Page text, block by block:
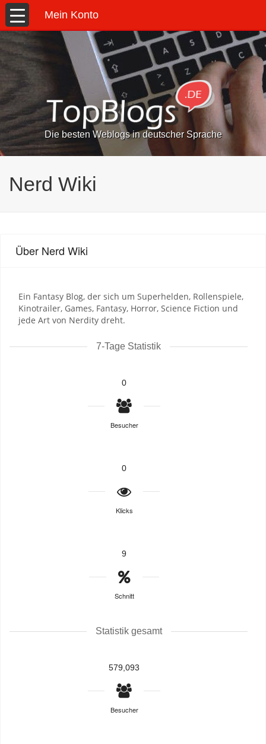
Mein Konto
Die besten Weblogs in deutscher Sprache
Nerd Wiki
Über Nerd Wiki
Ein Fantasy Blog, der sich um Superhelden, Rollenspiele,
Kinotrailer, Games, Fantasy, Horror, Science Fiction und
jede Art von Nerdity dreht.
7-Tage Statistik
0
Besucher
0
Klicks
9
Schnitt
Statistik gesamt
579,093
Besucher